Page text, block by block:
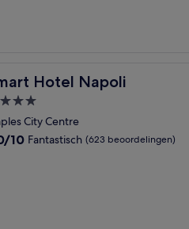
Hotel Napoli
Hotel Napoli
City Centre
10 Fantastisch (623 beoordelingen)